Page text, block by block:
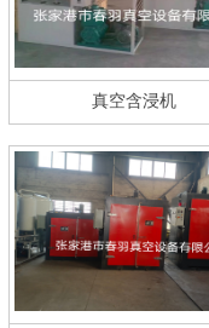
真空含浸机